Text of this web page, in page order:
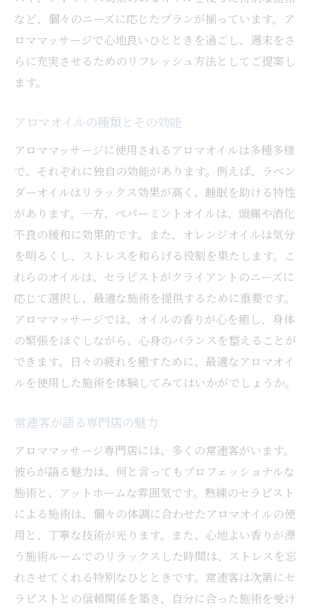
など、個々のニーズに応じたプランが揃っています。ア
ロママッサージで心地良いひとときを過ごし、週末をさ
らに充実させるためのリフレッシュ方法としてご提案し
ます。
アロマオイルの種類とその効能
アロママッサージに使用されるアロマオイルは多種多様
で、それぞれに独自の効能があります。例えば、ラベン
ダーオイルはリラックス効果が高く、睡眠を助ける特性
があります。一方、ペパーミントオイルは、頭痛や消化
不良の緩和に効果的です。また、オレンジオイルは気分
を明るくし、ストレスを和らげる役割を果たします。こ
れらのオイルは、セラピストがクライアントのニーズに
応じて選択し、最適な施術を提供するために重要です。
アロママッサージでは、オイルの香りが心を癒し、身体
の緊張をほぐしながら、心身のバランスを整えることが
できます。日々の疲れを癒すために、最適なアロマオイ
ルを使用した施術を体験してみてはいかがでしょうか。
常連客が語る専門店の魅力
アロママッサージ専門店には、多くの常連客がいます。
彼らが語る魅力は、何と言ってもプロフェッショナルな
施術と、アットホームな雰囲気です。熟練のセラピスト
による施術は、個々の体調に合わせたアロマオイルの使
用と、丁寧な技術が光ります。また、心地よい香りが漂
う施術ルームでのリラックスした時間は、ストレスを忘
れさせてくれる特別なひとときです。常連客は次第にセ
ラピストとの信頼関係を築き、自分に合った施術を受け